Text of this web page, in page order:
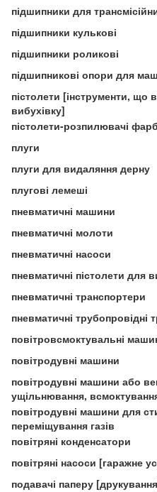
підшипники для
підшипники кулькові
підшипники роликові
підшипникові опори для
пістолети [інструменти, що
вибухівку]
пістолети-розпилювачі
плуги
плуги для видаляння дерну
плугові лемеші
пневматичні машини
пневматичні молоти
пневматичні насоси
пневматичні пістолети для
пневматичні транспортери
пневматичні трубопровідні
повітровсмоктувальні
повітродувні машини
повітродувні машини або
ущільнювання,
повітродувні машини для
переміщування газів
повітряні конденсатори
повітряні насоси [гаражне
подавачі паперу